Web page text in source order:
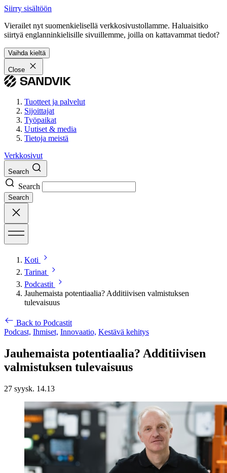
Siirry sisältöön
Vierailet nyt suomenkielisellä verkkosivustollamme. Haluaisitko
siirtyä englanninkielisille sivuillemme, joilla on kattavammat tiedot?
Vaihda kieltä
Close
Tuotteet ja palvelut
Sijoittajat
Työpaikat
Uutiset & media
Tietoja meistä
Verkkosivut
Search
Search
Search
Koti
Tarinat
Podcastit
Jauhemaista potentiaalia? Additiivisen valmistuksen
tulevaisuus
Back to Podcastit
Podcast, Ihmiset, Innovaatio, Kestävä kehitys
Jauhemaista potentiaalia? Additiivisen
valmistuksen tulevaisuus
27 syysk. 14.13